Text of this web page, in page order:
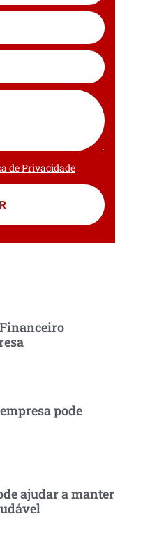
de Privacidade
pode
ajudar a manter